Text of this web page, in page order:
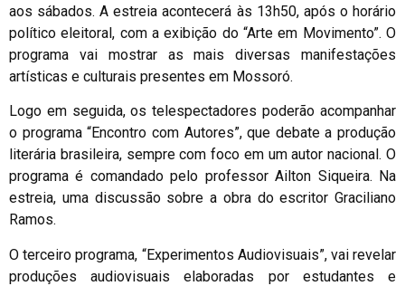
aos sábados. A estreia acontecerá às 13h50, após o horário
político eleitoral, com a exibição do “Arte em Movimento”. O
programa vai mostrar as mais diversas manifestações
artísticas e culturais presentes em Mossoró.
Logo em seguida, os telespectadores poderão acompanhar
o programa “Encontro com Autores”, que debate a produção
literária brasileira, sempre com foco em um autor nacional. O
programa é comandado pelo professor Ailton Siqueira. Na
estreia, uma discussão sobre a obra do escritor Graciliano
Ramos.
O terceiro programa, “Experimentos Audiovisuais”, vai revelar
produções audiovisuais elaboradas por estudantes e